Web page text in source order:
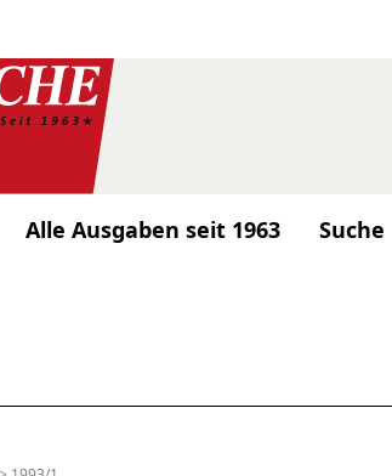
Alle Ausgaben seit 1963 Suche